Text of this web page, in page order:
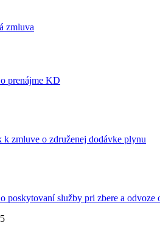
zmluva
prenájme KD
k zmluve o združenej dodávke plynu
poskytovaní služby pri zbere a odvoze